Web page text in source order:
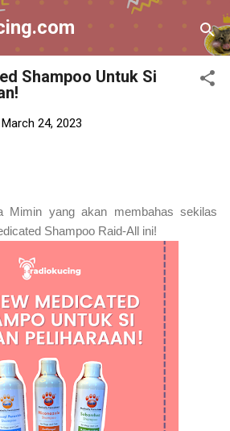
to main content
Shampoo Untuk Si
March 24, 2023
Mimin yang akan membahas sekilas
Shampoo Raid-All ini!